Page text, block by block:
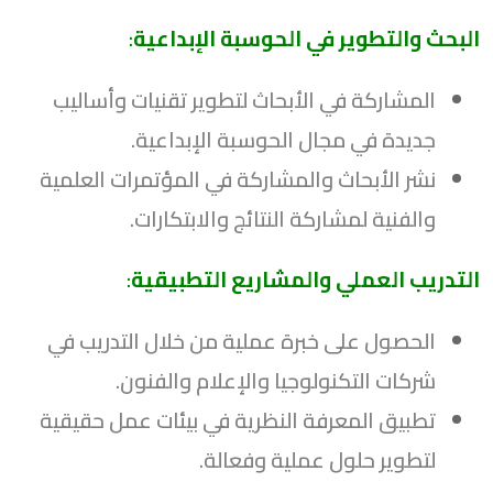
البحث والتطوير في الحوسبة الإبداعية:
المشاركة في الأبحاث لتطوير تقنيات وأساليب
جديدة في مجال الحوسبة الإبداعية.
نشر الأبحاث والمشاركة في المؤتمرات العلمية
والفنية لمشاركة النتائج والابتكارات.
التدريب العملي والمشاريع التطبيقية:
الحصول على خبرة عملية من خلال التدريب في
شركات التكنولوجيا والإعلام والفنون.
تطبيق المعرفة النظرية في بيئات عمل حقيقية
لتطوير حلول عملية وفعالة.